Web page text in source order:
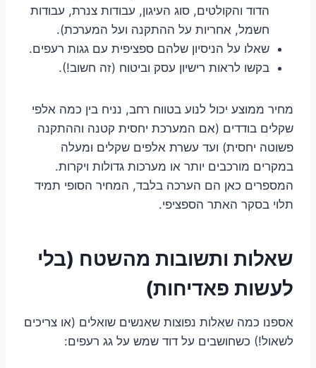
הדוד והקולטים, סוג העיגון, עבודות צנרת, עבודות
חשמל, אחריות על ההתקנה ועל המערכת).
שאלו על הניסיון שלהם ספציפית עם גגות רעפים.
בקשו לראות רישיון עסק וביטוח (זה חשוב!).
מחיר ממוצע יכול לנוע בטווח רחב, נניח בין כמה אלפי
שקלים בודדים (אם המערכת יחסית קטנה וההתקנה
פשוטה יחסית) ועד עשרת אלפים שקלים ומעלה
במקרים מורכבים יותר או מערכות גדולות ויקרות.
המספרים כאן הם הערכה בלבד, המחיר הסופי תמיד
תלוי בסקר האתר הספציפי.
שאלות ותשובות מהשטח (בלי
לעשות פאדיחות)
אספנו כמה שאלות נפוצות שאנשים שואלים (או צריכים
לשאול!) כשחושבים על דוד שמש על גג רעפים: